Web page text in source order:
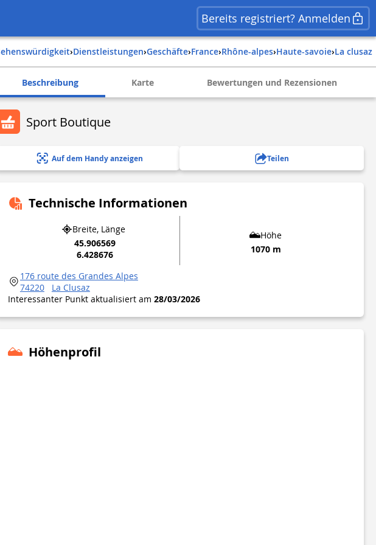
Bereits registriert? Anmelden
Sehenswürdigkeit› Dienstleistungen› Geschäfte› france› rhône-alpes› haute-savoie› la clusaz
Beschreibung Karte Bewertungen und Rezensionen
Sport Boutique
Auf dem Handy anzeigen Teilen
Technische Informationen
Breite, Länge
45.906569
6.428676
Höhe
1070 m
176 route des Grandes Alpes
74220
La Clusaz
Interessanter Punkt aktualisiert am 28/03/2026
Höhenprofil